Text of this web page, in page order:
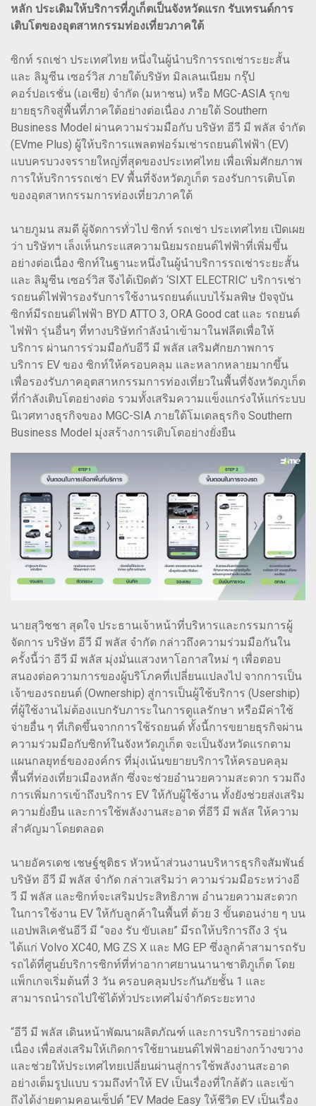
หลัก ประเดิมให้บริการที่ภูเก็ตเป็นจังหวัดแรก รับเทรนด์การ
เติบโตของอุตสาหกรรมท่องเที่ยวภาคใต้
ซิกท์ รถเช่า ประเทศไทย หนึ่งในผู้นำบริการรถเช่าระยะสั้น
และ ลิมูซีน เซอร์วิส ภายใต้บริษัท มิลเลนเนียม กรุ๊ป
คอร์ปอเรชั่น (เอเชีย) จำกัด (มหาชน) หรือ MGC-ASIA รุกข
ยายธุรกิจสู่พื้นที่ภาคใต้อย่างต่อเนื่อง ภายใต้ Southern
Business Model ผ่านความร่วมมือกับ บริษัท อีวี มี พลัส จำกัด
(EVme Plus) ผู้ให้บริการแพลตฟอร์มเช่ารถยนต์ไฟฟ้า (EV)
แบบครบวงจรรายใหญ่ที่สุดของประเทศไทย เพื่อเพิ่มศักยภาพ
การให้บริการรถเช่า EV พื้นที่จังหวัดภูเก็ต รองรับการเติบโต
ของอุตสาหกรรมการท่องเที่ยวภาคใต้
นายภูมน สมดี ผู้จัดการทั่วไป ซิกท์ รถเช่า ประเทศไทย เปิดเผย
ว่า บริษัทฯ เล็งเห็นกระแสความนิยมรถยนต์ไฟฟ้าที่เพิ่มขึ้น
อย่างต่อเนื่อง ซิกท์ในฐานะหนึ่งในผู้นำบริการรถเช่าระยะสั้น
และ ลิมูซีน เซอร์วิส จึงได้เปิดตัว ‘SIXT ELECTRIC’ บริการเช่า
รถยนต์ไฟฟ้ารองรับการใช้งานรถยนต์แบบไร้มลพิษ ปัจจุบัน
ซิกท์มีรถยนต์ไฟฟ้า BYD ATTO 3, ORA Good cat และ รถยนต์
ไฟฟ้า รุ่นอื่นๆ ที่ทางบริษัทกำลังนำเข้ามาในฟลีตเพื่อให้
บริการ ผ่านการร่วมมือกับอีวี มี พลัส เสริมศักยภาพการ
บริการ EV ของ ซิกท์ให้ครอบคลุม และหลากหลายมากขึ้น
เพื่อรองรับภาคอุตสาหกรรมการท่องเที่ยวในพื้นที่จังหวัดภูเก็ต
ที่กำลังเติบโตอย่างต่อ รวมทั้งเสริมความแข็งแกร่งให้แก่ระบบ
นิเวศทางธุรกิจของ MGC-SIA ภายใต้โมเดลธุรกิจ Southern
Business Model มุ่งสร้างการเติบโตอย่างยั่งยืน
นายสุวิชชา สุดใจ ประธานเจ้าหน้าที่บริหารและกรรมการผู้
จัดการ บริษัท อีวี มี พลัส จำกัด กล่าวถึงความร่วมมือกันใน
ครั้งนี้ว่า อีวี มี พลัส มุ่งมั่นแสวงหาโอกาสใหม่ ๆ เพื่อตอบ
สนองต่อความการของผู้บริโภคที่เปลี่ยนแปลงไป จากการเป็น
เจ้าของรถยนต์ (Ownership) สู่การเป็นผู้ใช้บริการ (Usership)
ที่ผู้ใช้งานไม่ต้องแบกรับภาระในการดูแลรักษา หรือมีค่าใช้
จ่ายอื่น ๆ ที่เกิดขึ้นจากการใช้รถยนต์ ทั้งนี้การขยายธุรกิจผ่าน
ความร่วมมือกับซิกท์ในจังหวัดภูเก็ต จะเป็นจังหวัดแรกตาม
แผนกลยุทธ์ขององค์กร ที่มุ่งเน้นขยายบริการให้ครอบคลุม
พื้นที่ท่องเที่ยวเมืองหลัก ซึ่งจะช่วยอำนวยความสะดวก รวมถึง
การเพิ่มการเข้าถึงบริการ EV ให้กับผู้ใช้งาน ทั้งยังช่วยส่งเสริม
ความยั่งยืน และการใช้พลังงานสะอาด ที่อีวี มี พลัส ให้ความ
สำคัญมาโดยตลอด
นายอัครเดช เชษฐ์ชุติธร หัวหน้าส่วนงานบริหารธุรกิจสัมพันธ์
บริษัท อีวี มี พลัส จำกัด กล่าวเสริมว่า ความร่วมมือระหว่างอี
วี มี พลัส และซิกท์จะเสริมประสิทธิภาพ อำนวยความสะดวก
ในการใช้งาน EV ให้กับลูกค้าในพื้นที่ ด้วย 3 ขั้นตอนง่าย ๆ บน
แอปพลิเคชันอีวี มี “จอง รับ ขับเลย” มีรถให้บริการถึง 3 รุ่น
ได้แก่ Volvo XC40, MG ZS X และ MG EP ซึ่งลูกค้าสามารถรับ
รถได้ที่ศูนย์บริการซิกท์ที่ท่าอากาศยานนานาชาติภูเก็ต โดย
แพ็กเกจเริ่มต้นที่ 3 วัน ครอบคลุมประกันภัยชั้น 1 และ
สามารถนำรถไปใช้ได้ทั่วประเทศไม่จำกัดระยะทาง
“อีวี มี พลัส เดินหน้าพัฒนาผลิตภัณฑ์ และการบริการอย่างต่อ
เนื่อง เพื่อส่งเสริมให้เกิดการใช้ยานยนต์ไฟฟ้าอย่างกว้างขวาง
และช่วยให้ประเทศไทยเปลี่ยนผ่านสู่การใช้พลังงานสะอาด
อย่างเต็มรูปแบบ รวมถึงทำให้ EV เป็นเรื่องที่ใกล้ตัว และเข้า
ถึงได้ง่ายตามคอนเซ็ปต์ “EV Made Easy ให้ชีวิต EV เป็นเรื่อง